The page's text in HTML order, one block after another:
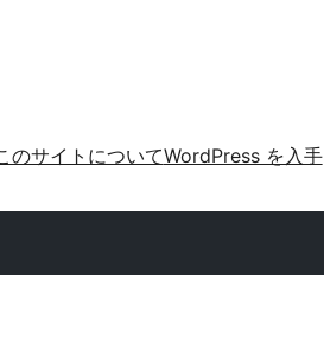
のサイトについてWordPress を入手